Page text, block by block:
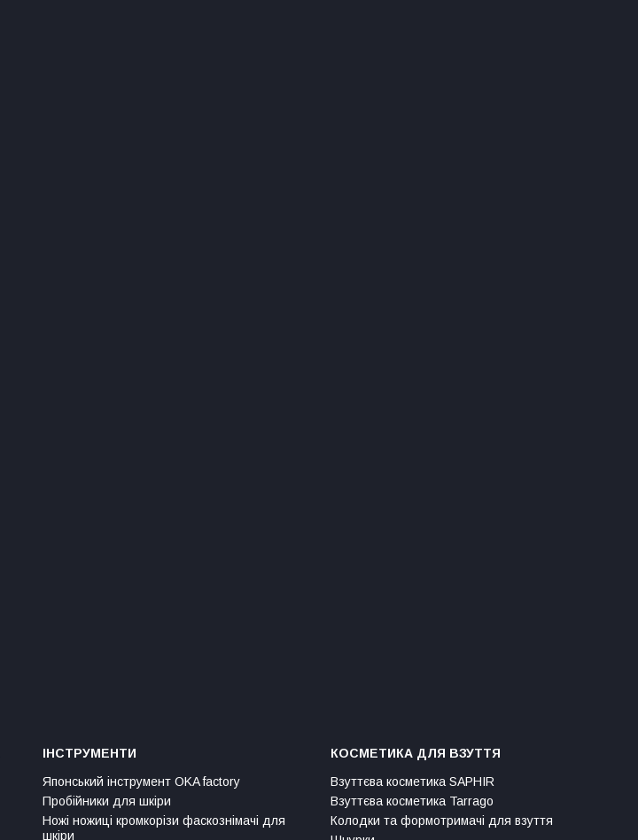
ІНСТРУМЕНТИ
Японський інструмент OKA factory
Пробійники для шкіри
Ножі ножиці кромкорізи фаскознімачі для
шкіри
КОСМЕТИКА ДЛЯ ВЗУТТЯ
Взуттєва косметика SAPHIR
Взуттєва косметика Tarrago
Колодки та формотримачі для взуття